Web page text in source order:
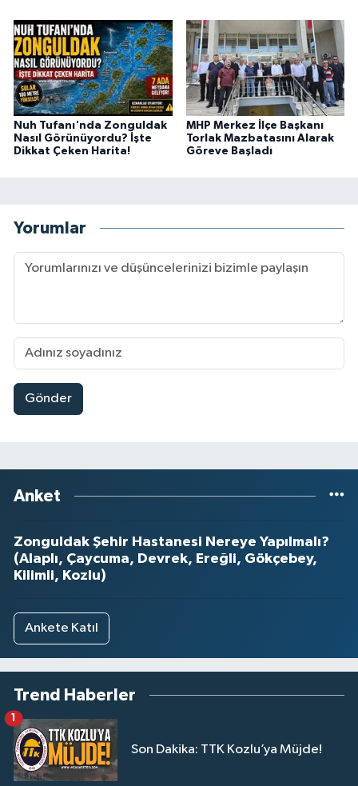
Nuh Tufanı'nda Zonguldak
Nasıl Görünüyordu? İşte
Dikkat Çeken Harita!
MHP Merkez İlçe Başkanı
Torlak Mazbatasını Alarak
Göreve Başladı
Yorumlar
Gönder
Anket
Zonguldak Şehir Hastanesi Nereye Yapılmalı?
(Alaplı, Çaycuma, Devrek, Ereğli, Gökçebey,
Kilimli, Kozlu)
Ankete Katıl
Trend Haberler
Son Dakika: TTK Kozlu’ya Müjde!
1